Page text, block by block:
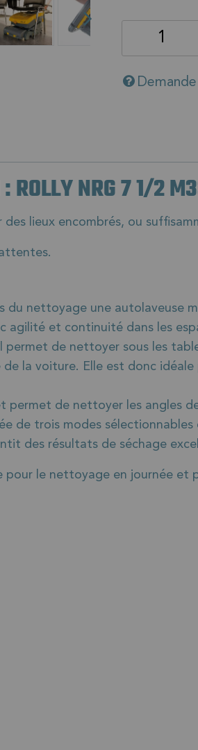
ROLLY NRG 7 1/2
lieux encombrés, ou
du nettoyage une
agilité et continuité dans les
de nettoyer sous les
la voiture. Elle est donc
permet de nettoyer les angles
de trois modes
des résultats de séchage
le nettoyage en journée et